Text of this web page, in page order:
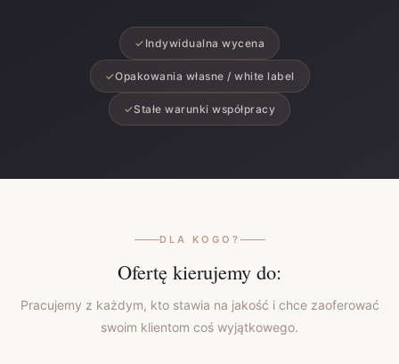
✓ Indywidualna wycena
✓Opakowania własne / white label
✓Stałe warunki współpracy
DLA KOGO?
Ofertę kierujemy do:
Pracujemy z każdym, kto stawia na jakość i chce zaoferować
swoim klientom coś wyjątkowego.